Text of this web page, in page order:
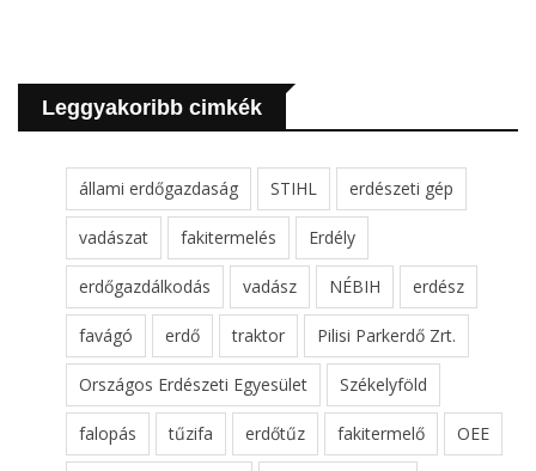
Leggyakoribb cimkék
állami erdőgazdaság STIHL erdészeti gép
vadászat fakitermelés Erdély
erdőgazdálkodás vadász NÉBIH erdész
favágó erdő traktor Pilisi Parkerdő Zrt.
Országos Erdészeti Egyesület Székelyföld
falopás tűzifa erdőtűz fakitermelő OEE